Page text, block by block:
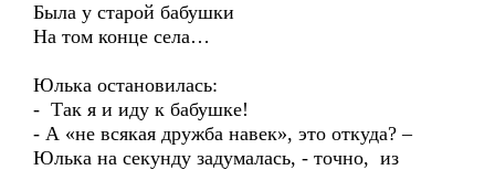
Была у старой бабушки
На том конце села…
Юлька остановилась:
- Так я и иду к бабушке!
- А «не всякая дружба навек», это откуда? –
Юлька на секунду задумалась, - точно, из